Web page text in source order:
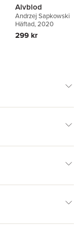
Alvblod
Andrzej Sapkowski
Häftad, 2020
299 kr